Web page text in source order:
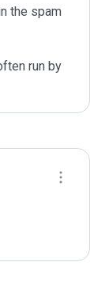
the spam
run by